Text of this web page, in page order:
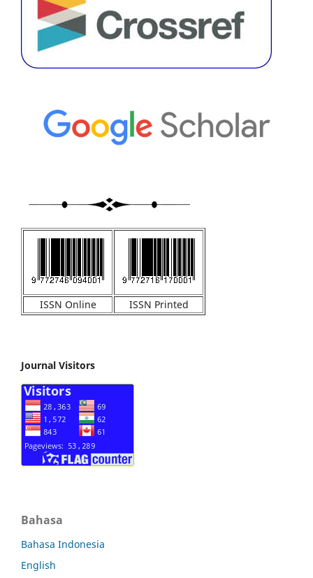
ISSN Online ISSN Printed
Journal Visitors
Bahasa
Bahasa Indonesia
English